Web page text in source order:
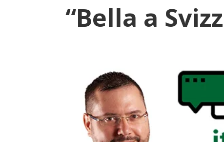
“Bella a